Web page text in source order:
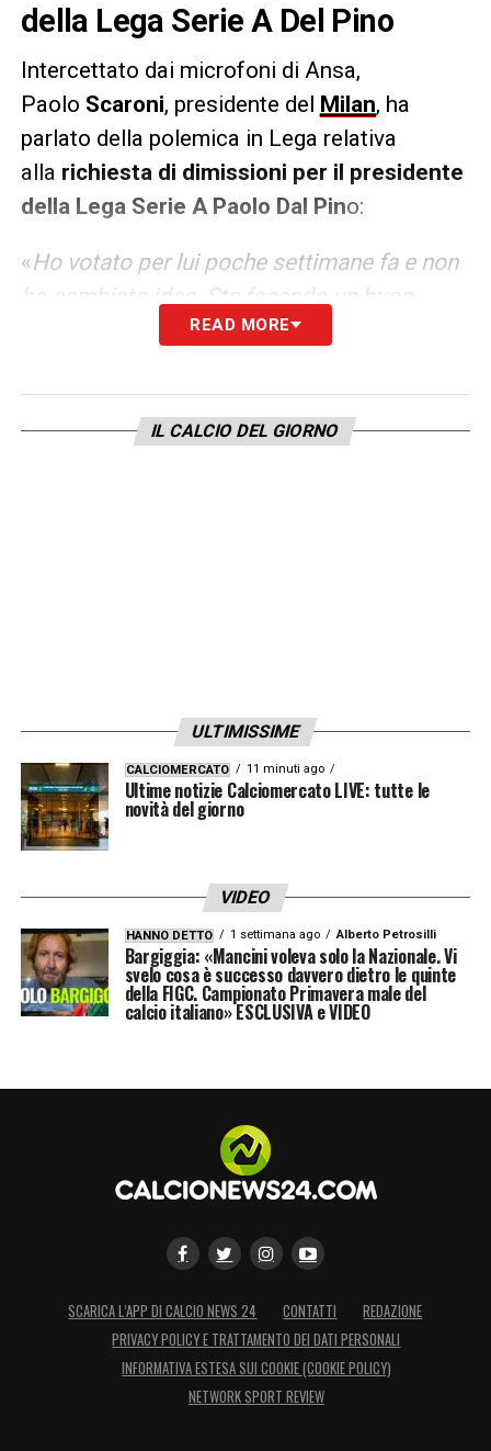
della Lega Serie A Del Pino
Intercettato dai microfoni di Ansa,
Paolo Scaroni, presidente del Milan, ha
parlato della polemica in Lega relativa
alla richiesta di dimissioni per il presidente
della Lega Serie A Paolo Dal Pino:
«Ho votato per lui poche settimane fa e non
ho cambiato idea. Sta facendo un buon
LA PLAYLIST DELLE NOSTRE TOP NEWS
READ MORE
IL CALCIO DEL GIORNO
ULTIMISSIME
CALCIOMERCATO 11 minuti ago
Ultime notizie Calciomercato LIVE: tutte le
novità del giorno
VIDEO
HANNO DETTO 1 settimana ago Alberto Petrosilli
Bargiggia: «Mancini voleva solo la Nazionale. Vi
svelo cosa è successo davvero dietro le quinte
della FIGC. Campionato Primavera male del
calcio italiano» ESCLUSIVA e VIDEO
SCARICA L’APP DI CALCIO NEWS 24 CONTATTI
REDAZIONE
PRIVACY POLICY E TRATTAMENTO DEI DATI PERSONALI
INFORMATIVA ESTESA SUI COOKIE (COOKIE POLICY)
NETWORK SPORT REVIEW